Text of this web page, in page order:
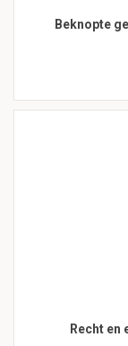
Beknopte
Recht en